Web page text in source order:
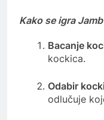
Kako se igra
Bacanje
kockica.
Odabir
odlučuje